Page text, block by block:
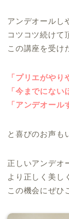
アンデオールし
コツコツ続けて
この講座を受け
「プリエがやり
「今までにない
「アンデオール
と喜びのお声も
正しいアンデオ
より正しく美し
この機会にぜひ